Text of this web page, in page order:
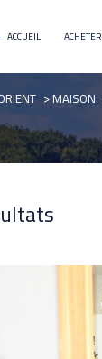
ACCUEIL ACHETER
appartement
MAISON